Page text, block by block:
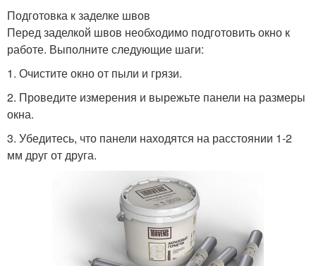
Подготовка к заделке швов
Перед заделкой швов необходимо подготовить окно к
работе. Выполните следующие шаги:
1. Очистите окно от пыли и грязи.
2. Проведите измерения и вырежьте панели на размеры
окна.
3. Убедитесь, что панели находятся на расстоянии 1-2
мм друг от друга.